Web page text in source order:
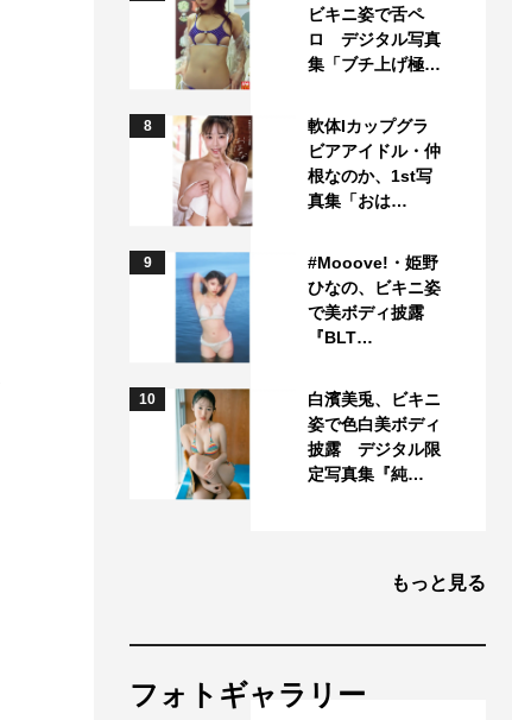
ビキニ姿で舌ペ
ロ デジタル写真
集「ブチ上げ極…
8
軟体Iカップグラ
ビアアイドル・仲
根なのか、1st写
真集「おは…
9
#Mooove!・姫野
ひなの、ビキニ姿
で美ボディ披露
『BLT…
10
白濱美兎、ビキニ
姿で色白美ボディ
披露 デジタル限
定写真集『純…
もっと見る
フォトギャラリー